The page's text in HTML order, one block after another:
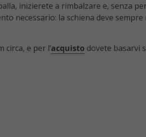
inizierete a rimbalzare e, senza
necessario: la schiena deve
circa, e per l’acquisto dovete basarvi